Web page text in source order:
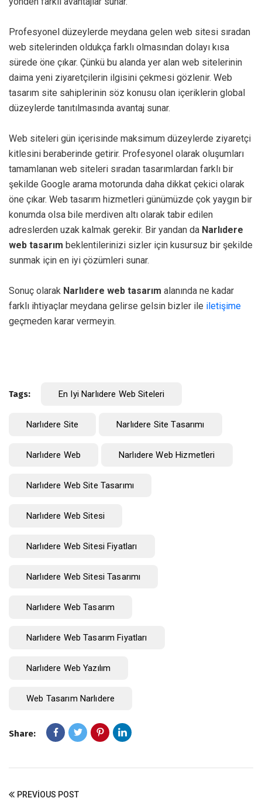
Profesyonel düzeylerde meydana gelen web sitesi sıradan
web sitelerinden oldukça farklı olmasından dolayı kısa
sürede öne çıkar. Çünkü bu alanda yer alan web sitelerinin
daima yeni ziyaretçilerin ilgisini çekmesi gözlenir. Web
tasarım site sahiplerinin söz konusu olan içeriklerin global
düzeylerde tanıtılmasında avantaj sunar.
Web siteleri gün içerisinde maksimum düzeylerde ziyaretçi
kitlesini beraberinde getirir. Profesyonel olarak oluşumları
tamamlanan web siteleri sıradan tasarımlardan farklı bir
şekilde Google arama motorunda daha dikkat çekici olarak
öne çıkar. Web tasarım hizmetleri günümüzde çok yaygın bir
konumda olsa bile merdiven altı olarak tabir edilen
adreslerden uzak kalmak gerekir. Bir yandan da Narlıdere
web tasarım beklentilerinizi sizler için kusursuz bir şekilde
sunmak için en iyi çözümleri sunar.
Sonuç olarak Narlıdere web tasarım alanında ne kadar
farklı ihtiyaçlar meydana gelirse gelsin bizler ile iletişime
geçmeden karar vermeyin.
Tags: En Iyi Narlıdere Web Siteleri
Narlıdere Site Narlıdere Site Tasarımı
Narlıdere Web Narlıdere Web Hizmetleri
Narlıdere Web Site Tasarımı
Narlıdere Web Sitesi
Narlıdere Web Sitesi Fiyatları
Narlıdere Web Sitesi Tasarımı
Narlıdere Web Tasarım
Narlıdere Web Tasarım Fiyatları
Narlıdere Web Yazılım
Web Tasarım Narlıdere
Share:
PREVIOUS POST